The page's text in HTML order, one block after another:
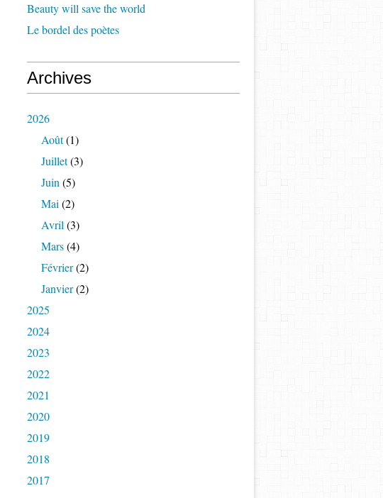
Beauty will save the world
Le bordel des poètes
Archives
2026
Août(1)
Juillet(3)
Juin (5)
Mai (2)
Avril (3)
Mars(4)
Février(2)
Janvier(2)
2025
2024
2023
2022
2021
2020
2019
2018
2017